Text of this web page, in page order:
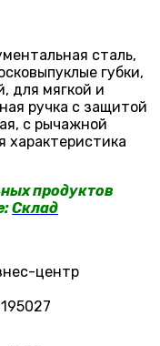
сталь,
губки,
для мягкой и
ручка с защитой
с рычажной
характеристика
продуктов
Склад
центр